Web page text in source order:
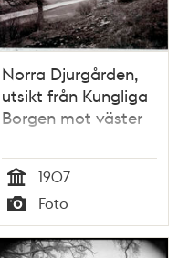
Norra Djurgården,
utsikt från Kungliga
Borgen mot väster
Tid
1907
Typ
Foto